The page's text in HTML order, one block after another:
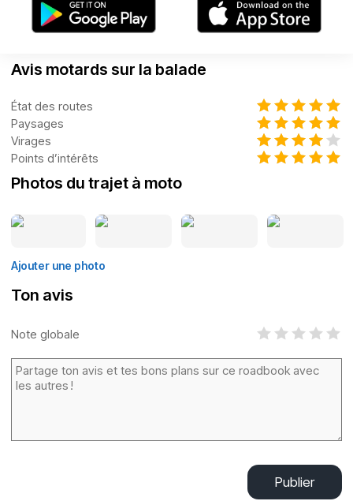
Avis motards sur la balade
État des routes
Paysages
Virages
Points d’intérêts
Photos du trajet à moto
Ajouter une photo
Ton avis
Note globale
Publier